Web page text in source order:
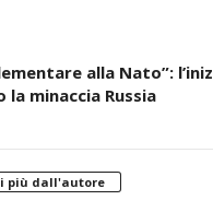
alla Nato”:
minaccia Russia
più dall'autore